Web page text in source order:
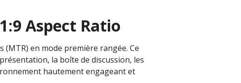
Aspect Ratio
en mode première rangée. Ce
la boîte de discussion, les
hautement engageant et